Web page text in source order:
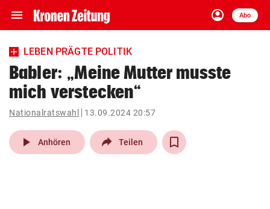
menu Navigation
ein-/ausklappen
account_circle
Anmelden
Abo
close Schließen
account_circle Anmelden
pin_drop
Wien arrow_right
LEBEN PRÄGTE POLITIK
Babler: „Meine Mutter musste
mich verstecken“
Nationalratswahl 13.09.2024 20:57
play_arrow Anhören Teilen